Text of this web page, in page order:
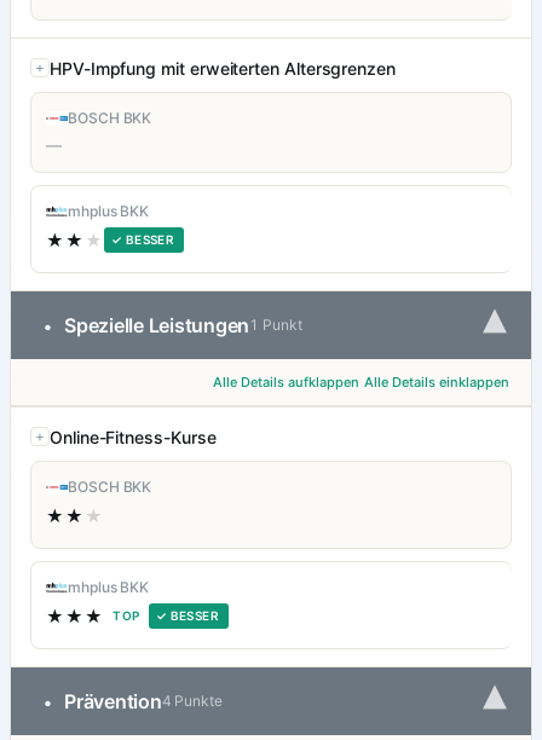
HPV-Impfung mit erweiterten Altersgrenzen
BOSCH BKK
—
mhplus BKK
★★ ★ ✓ BESSER
• Spezielle Leistungen 1 Punkt ▾
Alle Details aufklappen Alle Details einklappen
Online-Fitness-Kurse
BOSCH BKK
★★ ★
mhplus BKK
★★★ TOP ✓ BESSER
• Prävention4 Punkte ▾